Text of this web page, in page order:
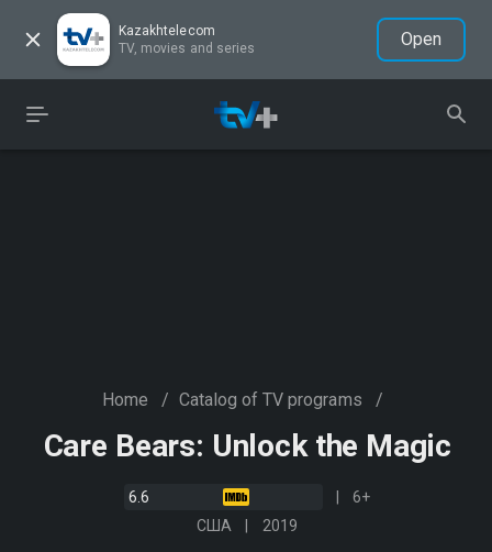
Kazakhtelecom
TV, movies and series
Open
Home / Catalog of TV programs /
Care Bears: Unlock the Magic
6.6
6+
США
2019